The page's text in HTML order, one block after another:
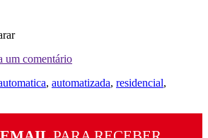
um comentário
, automatizada, residencial,